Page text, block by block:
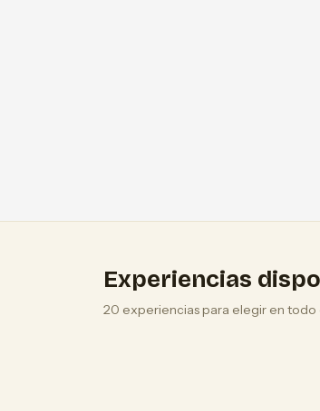
Experiencias
20 experiencias para elegir en todo